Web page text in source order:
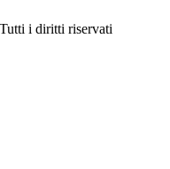
i diritti riservati